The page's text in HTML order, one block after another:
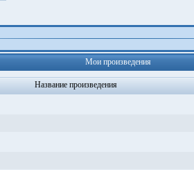
Мои произведения
Название произведения